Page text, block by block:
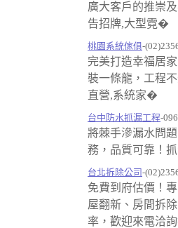
廣大客戶的推崇
告招牌,大型霓�
桃園系統傢俱-
完美打造幸福居
裝一條龍，工程
直營,系統家�
台中防水抓漏工程-
將棘手滲漏水問
務，品質可靠！
台北拆除公司-
免費到府估價！
屋翻新、房間拆
率，歡迎來電洽